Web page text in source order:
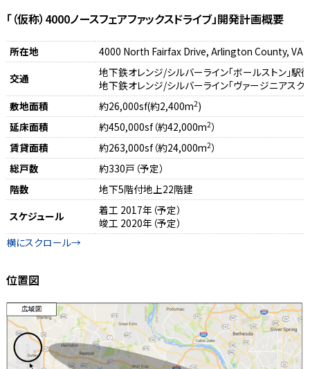
「（仮称）4000ノースフェアファックスドライブ」開発計画概要
所在地
4000 North Fairfax Drive, Arlington County, VA
交通
地下鉄オレンジ/シルバーライン「ボールストン｣駅
地下鉄オレンジ/シルバーライン「ヴァージニアス
敷地面積
約26,000sf(約2,400m2)
延床面積
約450,000sf（約42,000m2）
賃貸面積
約263,000sf（約24,000m2）
総戸数
約330戸（予定）
階数
地下5階付地上22階建
スケジュール
着工 2017年（予定）
竣工 2020年（予定）
位置図